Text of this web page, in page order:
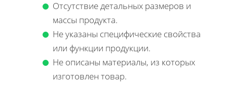
Отсутствие детальных размеров и
массы продукта.
Не указаны специфические свойства
или функции продукции.
Не описаны материалы, из которых
изготовлен товар.